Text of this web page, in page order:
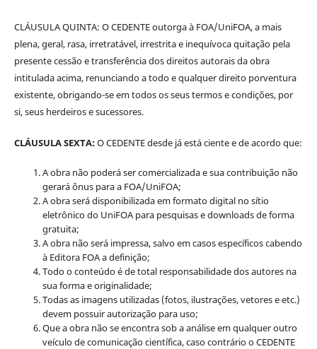
CLÁUSULA QUINTA: O CEDENTE outorga à FOA/UniFOA, a mais
plena, geral, rasa, irretratável, irrestrita e inequívoca quitação pela
presente cessão e transferência dos direitos autorais da obra
intitulada acima, renunciando a todo e qualquer direito porventura
existente, obrigando-se em todos os seus termos e condições, por
si, seus herdeiros e sucessores.
CLÁUSULA SEXTA:O CEDENTE desde já está ciente e de acordo que:
A obra não poderá ser comercializada e sua contribuição não
gerará ônus para a FOA/UniFOA;
A obra será disponibilizada em formato digital no sítio
eletrônico do UniFOA para pesquisas e downloads de forma
gratuita;
A obra não será impressa, salvo em casos específicos cabendo
à Editora FOA a definição;
Todo o conteúdo é de total responsabilidade dos autores na
sua forma e originalidade;
Todas as imagens utilizadas (fotos, ilustrações, vetores e etc.)
devem possuir autorização para uso;
Que a obra não se encontra sob a análise em qualquer outro
veículo de comunicação científica, caso contrário o CEDENTE